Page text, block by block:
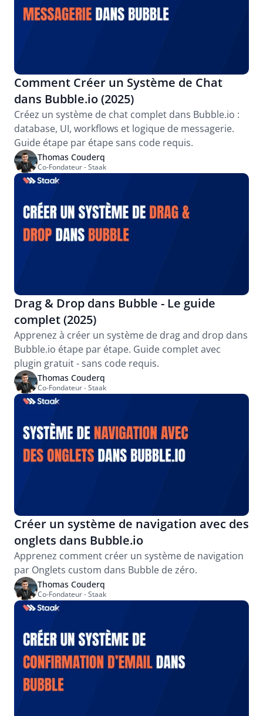
Comment Créer un Système de Chat
dans Bubble.io (2025)
Créez un système de chat complet dans Bubble.io :
database, UI, workflows et logique de messagerie.
Guide étape par étape sans code requis.
Thomas Couderq
Co-Fondateur - Staak
Drag & Drop dans Bubble - Le guide
complet (2025)
Apprenez à créer un système de drag and drop dans
Bubble.io étape par étape. Guide complet avec
plugin gratuit - sans code requis.
Thomas Couderq
Co-Fondateur - Staak
Créer un système de navigation avec des
onglets dans Bubble.io
Apprenez comment créer un système de navigation
par Onglets custom dans Bubble de zéro.
Thomas Couderq
Co-Fondateur - Staak